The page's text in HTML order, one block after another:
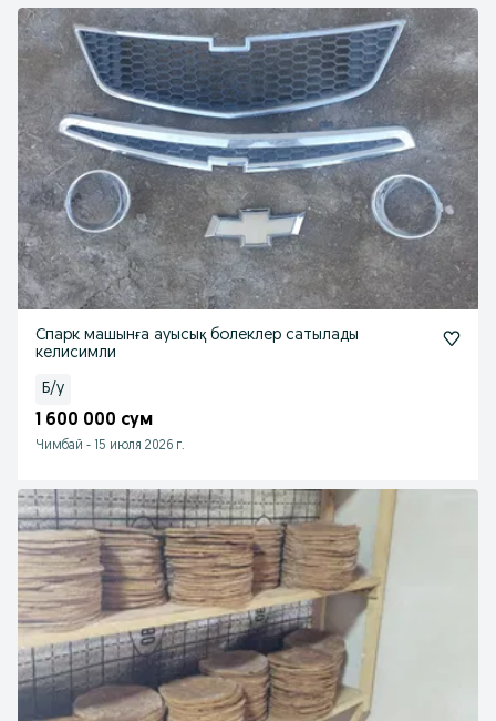
Спарк машынға ауысық болеклер сатылады
келисимли
Б/у
1 600 000 сум
Чимбай - 15 июля 2026 г.